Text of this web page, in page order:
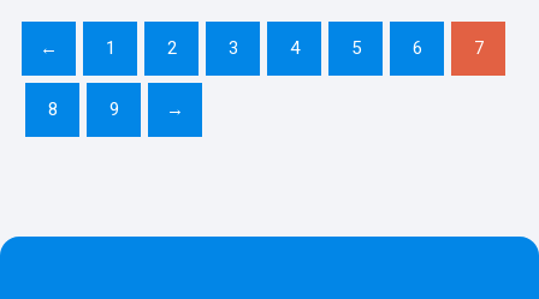
← 1 2 3 4 5 6 7
8 9 →